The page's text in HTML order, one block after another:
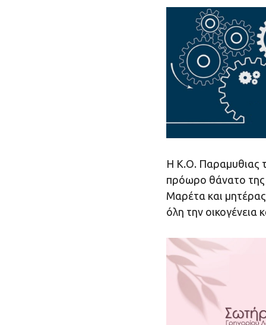
Η Κ.Ο. Παραμυθιας
πρόωρο θάνατο
Μαρέτα και
όλη την οικογένεια